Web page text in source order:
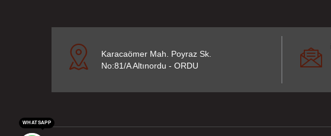
Karacaömer Mah. Poyraz Sk.
No:81/A Altınordu - ORDU
WHATSAPP